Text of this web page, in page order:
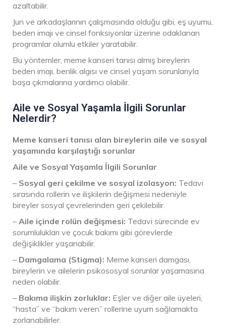
azaltabilir.
Jun ve arkadaşlarının çalışmasında olduğu gibi, eş uyumu,
beden imajı ve cinsel fonksiyonlar üzerine odaklanan
programlar olumlu etkiler yaratabilir.
Bu yöntemler, meme kanseri tanısı almış bireylerin
beden imajı, benlik algısı ve cinsel yaşam sorunlarıyla
başa çıkmalarına yardımcı olabilir.
Aile ve Sosyal Yaşamla İlgili Sorunlar
Nelerdir?
Meme kanseri tanısı alan bireylerin aile ve sosyal
yaşamında karşılaştığı sorunlar
Aile ve Sosyal Yaşamla İlgili Sorunlar
– Sosyal geri çekilme ve sosyal izolasyon: Tedavi
sırasında rollerin ve ilişkilerin değişmesi nedeniyle
bireyler sosyal çevrelerinden geri çekilebilir.
– Aile içinde rolün değişmesi: Tedavi sürecinde ev
sorumlulukları ve çocuk bakımı gibi görevlerde
değişiklikler yaşanabilir.
– Damgalama (Stigma): Meme kanseri damgası,
bireylerin ve ailelerin psikososyal sorunlar yaşamasına
neden olabilir.
– Bakıma ilişkin zorluklar: Eşler ve diğer aile üyeleri,
“hasta” ve “bakım veren” rollerine uyum sağlamakta
zorlanabilirler.